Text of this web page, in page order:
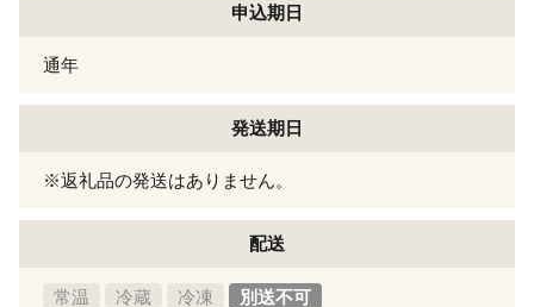
申込期日
通年
発送期日
※返礼品の発送はありません。
配送
常温 冷蔵 冷凍 別送不可